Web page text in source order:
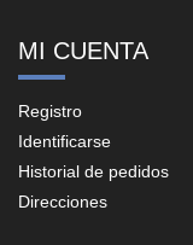
MI CUENTA
Registro
Identificarse
Historial de pedidos
Direcciones